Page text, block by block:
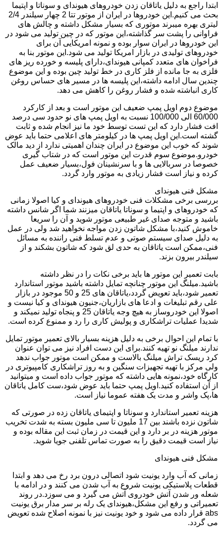
ابتدا راجع به دلیل یاتاقان زدن خودروهای هیوندای و سوناتا و اپتیما
بحث می کنیم.این خودروها در ایران از موتور تتا 2 چهار سیلندر 2/4
لیتری بهره میبرند موتوری که بسیار مشکل داشته و چالش های
فراوانی را پشت سر گذاشته،این موتور که در چین تولید می شود در
این خودروها در ایران سوار بوده و نمونه امریکایی آن برای
خودروهای تولیدی در بازار امریکا تولید می شود.این موتور بنا به
فراخوان های متعدد کمپانی هیوندای،دارای پلیسه و خورده ریز های
فلزی به جا مانده از فلز کاری در خط تولید چین بوده و این موضوع
چندین سال ادامه داشته،این پلیسه ها در مسیر های حساس روغن
کاری انباشته شده و فشار روغن را کاهش می دهد.
موضوع دوم اویل پمپ ضعیف این موتور است و بعد از کارکرد
60/000 الی 100/000 نسبت به اویل پمپ های نو حدود سی درصد
افت فشار دارد که این تست توسط خود ما نیز انجام شده و ثابت
گشته است.این اویل پمپ ها در کیلومتر های اعلامی حتما باید عوض
شوند که خوب این موضوع در ایران چندان اهمیتی ندارد از دید مالک
خودرو.موضوع سوم قدرت این موتور است که در شتاب گیری
خصوصا در سربالایی ها و با سرنشینان فول،بسیار ضعیف عمل
کرده و نیاز است فشار زیادی به موتور وارد گردد.
مشکل فنی هیوندای
بررسی برخی مشکلات فنی خودروهای هیوندای و کیا اصولا زمانی
که خودروهای و اپتیما و سوناتا یاتاقان میزنند شما اگر شانس داشته
باشید و متوجه صدای غیر طبیعی موتور شوید و آن را سریعا
خاموش کنید،با مشکل شاتون زدن مواجه نخواهید شد ولی در عمل
به دلیل صدای سیستم صوتی و عدم تسلط فنی راننده به مسائل
فنی،ممکن است یاتاقان به حدی لق شود که شاتون بشکند و از
سیلندر بیرون بزند.
بابت تعمیر این موتور ها باید برخی نکات را در نظر داشته
باشید.میلنگ این موتور چنانچه تمایل داشته باشید موتور استاندارد
تعمیر شود،باید تعویض گردد،یاتاقان های 25 و 50 موجود در بازار
علی رقم تبلیغات و ادعا های بازاریان،جنیون هیوندای و کیا نیست و
اصولا این خودروساز به هیچ وجه یاتاقان 25 و پنجاه تولید نمیکند و
شدیدا عملیات تراشکاری و پولیش کاری را رد و ممنوع کرده است.
با تمام این احوال برخی به دلیل هزینه بسیار بالای تعمیر موتور تمایل
ندارند میلنگ نو تهیه کنند.برای این دست افراد نیز می توان عنوان
کرد ریسک تراش میلنگ بالاست و ممکن است موتور جواب ندهد
ولی مرکز با تهیه تجهیزات سنگین و به روز تراشکاری کامپیوتری در
کارگاه خود،نمونه هایی داشته که موتور جواب داده است و میتوانید
از آن استفاده کنید.اویل پمپ حتما باید عوض شود،ست کامل یاتاقان
ها،پک واشر و مدت یک هفته عموما نیاز است.
هزینه تعمیر استاندارد و سوناتا و اپتیمای یاتاقان زده در صورتی که
شاتون نزده باشند بین 17 ملیون تا سی ملیون بسته به شدت تخریب
موتور هزینه در بر دارد و این قیمت در زمان ثبت این مقاله بوده و
نیاز است قیمت دقیق را به صورت تماس تلفنی جویا شوید.
مشکل فنی هیوندای
زمانی که آب وارد یونیت شود اتصالی درون برد رخ می دهد و ابتدا
قطعات پلاستیکی یونیت شروع به آب شدن می کنند و در ادامه با
شعله ور شدن آتش خودروی آتش می گیرد و می سوزد.در روند
تعمیراتی و رفع این مشکل،هیوندای یک رله بر سر مدار برق یونیت
abs قرار داده می شود و خود یونیت نیز با نمونه اصلاح شده تعویض
می گردد.